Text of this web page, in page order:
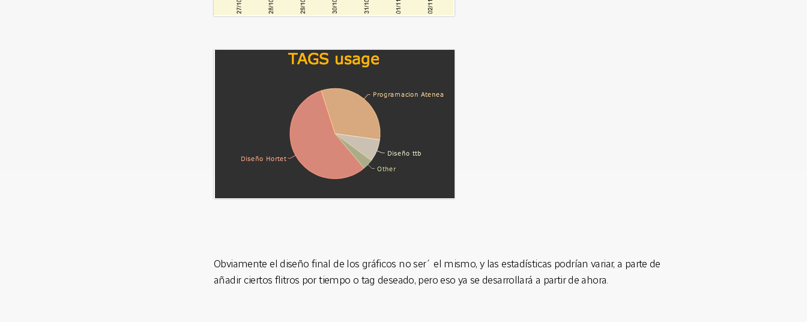
Obviamente el diseño final de los gráficos no ser´ el mismo, y las estadísticas podrían variar, a parte de
añadir ciertos flitros por tiempo o tag deseado, pero eso ya se desarrollará a partir de ahora.